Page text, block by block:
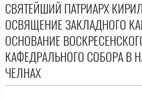
СВЯТЕЙШИЙ ПАТРИАРХ
ОСВЯЩЕНИЕ ЗАКЛАДНОГО
ОСНОВАНИЕ
КАФЕДРАЛЬНОГО СОБОРА В
ЧЕЛНАХ